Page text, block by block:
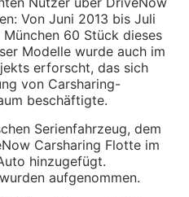
Von Juni 2013 bis Juli
60 Stück dieses
Modelle wurde auch im
erforscht, das sich
von Carsharing-
beschäftigte.
Carsharing Flotte im
hinzugefügt.
aufgenommen.